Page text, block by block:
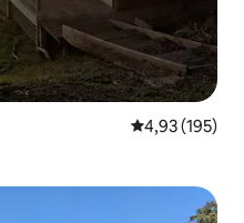
Prosječna
4,93 (195)